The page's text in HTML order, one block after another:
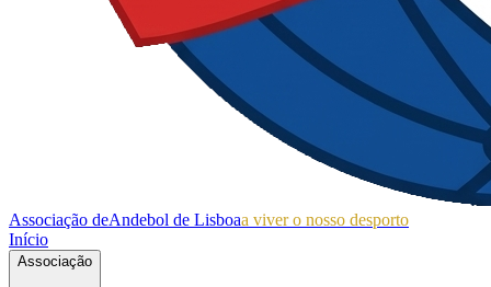
Associação deAndebol de Lisboaa viver o nosso desporto
Início
Associação